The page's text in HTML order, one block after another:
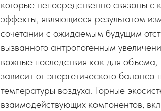
которые непосредственно связаны
эффекты, являющиеся результатом
сочетании с ожидаемым будущим
вызванного антропогенным
важные последствия как для
зависит от энергетического
температуры воздуха. Горные
взаимодействующих компонентов,